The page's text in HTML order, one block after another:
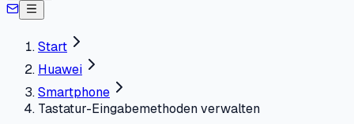
Start
Huawei
Smartphone
Tastatur-Eingabemethoden verwalten